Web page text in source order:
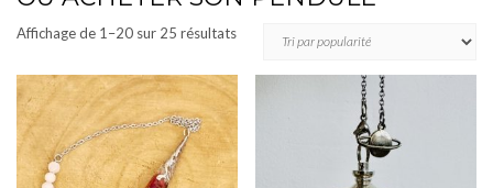
Affichage de 1–20 sur 25 résultatsTrié
popularité